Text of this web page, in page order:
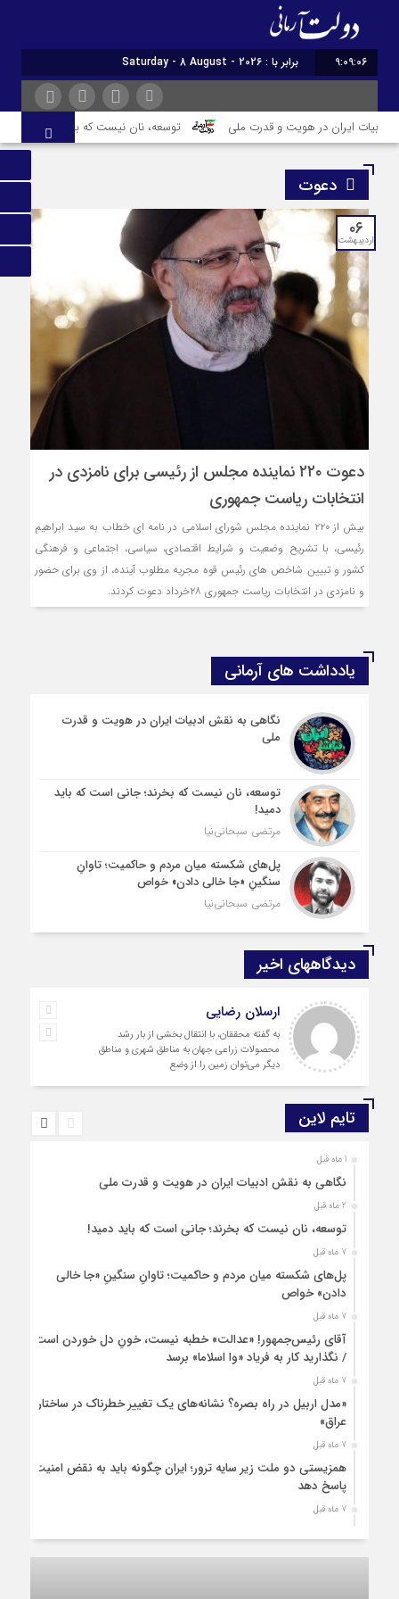
9:09:07 امروز : افزونه جلالی را نصب کنید.
ایران در هویت و قدرت ملی توسعه، نان نیست که بخرند؛ جانی است
دعوت
۰۶
اردیبهشت
دعوت ۲۲۰ نماینده مجلس از رئیسی برای نامزدی در
انتخابات ریاست جمهوری
بیش از ۲۲۰ نماینده مجلس شورای اسلامی در نامه ای خطاب به سید ابراهیم
رئیسی، با تشریح وضعیت و شرایط اقتصادی، سیاسی، اجتماعی و فرهنگی
کشور و تبیین شاخص های رئیس قوه مجریه مطلوب آینده، از وی برای حضور
و نامزدی در انتخابات ریاست جمهوری ۲۸خرداد دعوت کردند.
یادداشت های آرمانی
نگاهی به نقش ادبیات ایران در هویت و قدرت
ملی
توسعه، نان نیست که بخرند؛ جانی است که باید
دمید!
مرتضی سبحانی‌نیا
پل‌های شکسته میان مردم و حاکمیت؛ تاوانِ
سنگینِ «جا خالی دادن» خواص
مرتضی سبحانی‌نیا
دیدگاههای اخیر
سعید صادقی
بله دیدگاه شما کاملا درست است. آمار و ارقام
کاملا واقعی هستند
تایم لاین
1 ماه قبل
نگاهی به نقش ادبیات ایران در هویت و قدرت ملی
2 ماه قبل
توسعه، نان نیست که بخرند؛ جانی است که باید دمید!
7 ماه قبل
پل‌های شکسته میان مردم و حاکمیت؛ تاوانِ سنگینِ «جا خالی
دادن» خواص
7 ماه قبل
آقای رئیس‌جمهور! «عدالت» خطبه نیست، خونِ دل خوردن است
/ نگذارید کار به فریاد «وا اسلاما» برسد
7 ماه قبل
«مدل اربیل در راه بصره؟ نشانه‌های یک تغییر خطرناک در ساختار
عراق»
7 ماه قبل
همزیستی دو ملت زیر سایه ترور؛ ایران چگونه باید به نقض امنیت
پاسخ دهد
7 ماه قبل
8 ماه قبل